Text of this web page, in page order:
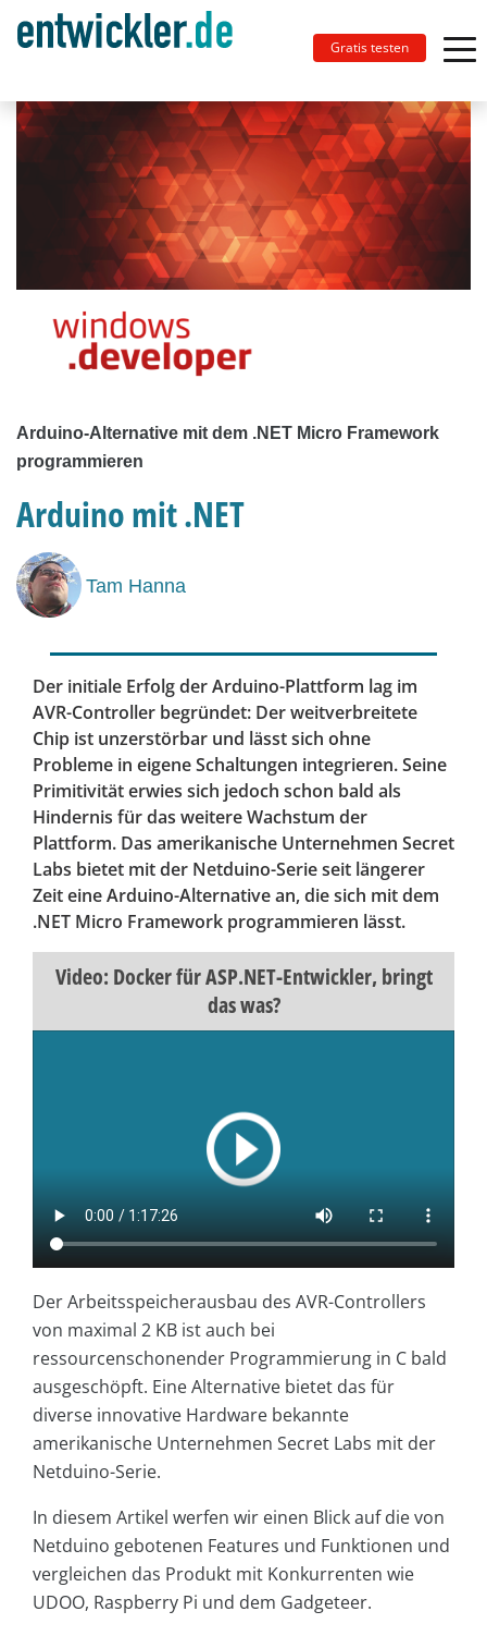
Gratis testen
Arduino-Alternative mit dem .NET Micro Framework
programmieren
Arduino mit .NET
Tam Hanna
Der initiale Erfolg der Arduino-Plattform lag im
AVR-Controller begründet: Der weitverbreitete
Chip ist unzerstörbar und lässt sich ohne
Probleme in eigene Schaltungen integrieren. Seine
Primitivität erwies sich jedoch schon bald als
Hindernis für das weitere Wachstum der
Plattform. Das amerikanische Unternehmen Secret
Labs bietet mit der Netduino-Serie seit längerer
Zeit eine Arduino-Alternative an, die sich mit dem
.NET Micro Framework programmieren lässt.
Video: Docker für ASP.NET-Entwickler, bringt
das was?
Der Arbeitsspeicherausbau des AVR-Controllers
von maximal 2 KB ist auch bei
ressourcenschonender Programmierung in C bald
ausgeschöpft. Eine Alternative bietet das für
diverse innovative Hardware bekannte
amerikanische Unternehmen Secret Labs mit der
Netduino-Serie.
In diesem Artikel werfen wir einen Blick auf die von
Netduino gebotenen Features und Funktionen und
vergleichen das Produkt mit Konkurrenten wie
UDOO, Raspberry Pi und dem Gadgeteer.